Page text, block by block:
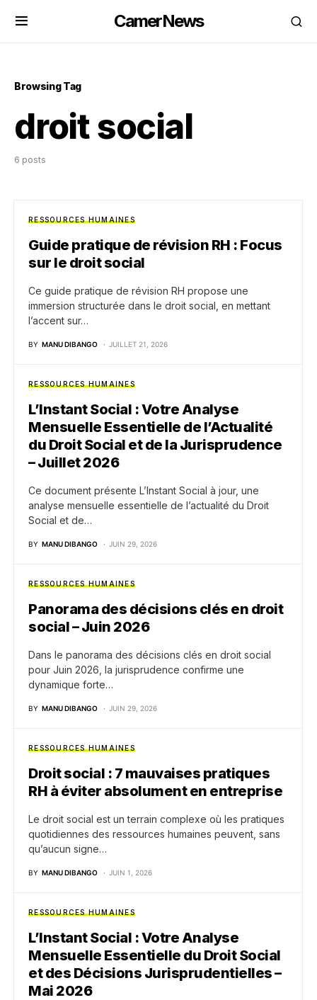
CamerNews
Browsing Tag
droit social
6 posts
RESSOURCES HUMAINES
Guide pratique de révision RH : Focus
sur le droit social
Ce guide pratique de révision RH propose une
immersion structurée dans le droit social, en mettant
l’accent sur…
BY MANU DIBANGO JUILLET 21, 2026
RESSOURCES HUMAINES
L’Instant Social : Votre Analyse
Mensuelle Essentielle de l’Actualité
du Droit Social et de la Jurisprudence
– Juillet 2026
Ce document présente L’Instant Social à jour, une
analyse mensuelle essentielle de l’actualité du Droit
Social et de…
BY MANU DIBANGO JUIN 29, 2026
RESSOURCES HUMAINES
Panorama des décisions clés en droit
social – Juin 2026
Dans le panorama des décisions clés en droit social
pour Juin 2026, la jurisprudence confirme une
dynamique forte…
BY MANU DIBANGO JUIN 29, 2026
RESSOURCES HUMAINES
Droit social : 7 mauvaises pratiques
RH à éviter absolument en entreprise
Le droit social est un terrain complexe où les pratiques
quotidiennes des ressources humaines peuvent, sans
qu’aucun signe…
BY MANU DIBANGO JUIN 1, 2026
RESSOURCES HUMAINES
L’Instant Social : Votre Analyse
Mensuelle Essentielle du Droit Social
et des Décisions Jurisprudentielles –
Mai 2026